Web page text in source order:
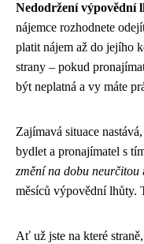
Nedodržení výpovědní
nájemce rozhodnete
platit nájem až do jejího
strany – pokud
být neplatná a vy máte
Zajímavá situace
bydlet a pronajímatel s
změní na dobu neurčitou
měsíců výpovědní lhůty.
Ať už jste na které